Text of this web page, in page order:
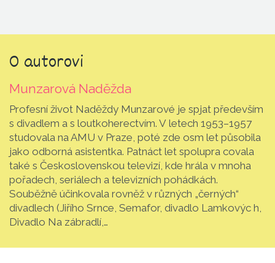
O autorovi
Munzarová Naděžda
Profesní život Naděždy Munzarové je spjat především
s divadlem a s loutkoherectvím. V letech 1953–1957
studovala na AMU v Praze, poté zde osm let působila
jako odborná asistentka. Patnáct let spolupra covala
také s Československou televizí, kde hrála v mnoha
pořadech, seriálech a televizních pohádkách.
Souběžně účinkovala rovněž v různých „černých“
divadlech (Jiřího Srnce, Semafor, divadlo Lamkovýc h,
Divadlo Na zábradlí,…